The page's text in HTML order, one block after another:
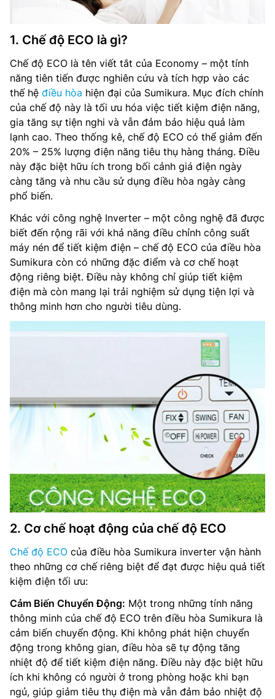
1. Chế độ ECO là gì?
Chế độ ECO là tên viết tắt của Economy – một tính
năng tiên tiến được nghiên cứu và tích hợp vào các
thế hệ điều hòa hiện đại của Sumikura. Mục đích chính
của chế độ này là tối ưu hóa việc tiết kiệm điện năng,
gia tăng sự tiện nghi và vẫn đảm bảo hiệu quả làm
lạnh cao. Theo thống kê, chế độ ECO có thể giảm đến
20% – 25% lượng điện năng tiêu thụ hàng tháng. Điều
này đặc biệt hữu ích trong bối cảnh giá điện ngày
càng tăng và nhu cầu sử dụng điều hòa ngày càng
phổ biến.
Khác với công nghệ Inverter – một công nghệ đã được
biết đến rộng rãi với khả năng điều chỉnh công suất
máy nén để tiết kiệm điện – chế độ ECO của điều hòa
Sumikura còn có những đặc điểm và cơ chế hoạt
động riêng biệt. Điều này không chỉ giúp tiết kiệm
điện mà còn mang lại trải nghiệm sử dụng tiện lợi và
thông minh hơn cho người tiêu dùng.
2. Cơ chế hoạt động của chế độ ECO
Chế độ ECO của điều hòa Sumikura inverter vận hành
theo những cơ chế riêng biệt để đạt được hiệu quả tiết
kiệm điện tối ưu:
Cảm Biến Chuyển Động: Một trong những tính năng
thông minh của chế độ ECO trên điều hòa Sumikura là
cảm biến chuyển động. Khi không phát hiện chuyển
động trong không gian, điều hòa sẽ tự động tăng
nhiệt độ để tiết kiệm điện năng. Điều này đặc biệt hữu
ích khi không có người ở trong phòng hoặc khi bạn
ngủ, giúp giảm tiêu thụ điện mà vẫn đảm bảo nhiệt độ